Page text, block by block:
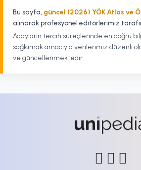
Bu sayfa, güncel (2026) YÖK Atlas ve
alınarak profesyonel editörlerimiz
Adayların tercih süreçlerinde en doğru
sağlamak amacıyla verilerimiz düzenli
ve güncellenmektedir.